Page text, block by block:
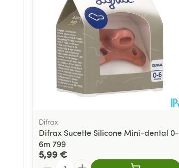
Difrax
Difrax Sucette Silicone Mini-dental 0-
6m 799
5,99 €
Quantité